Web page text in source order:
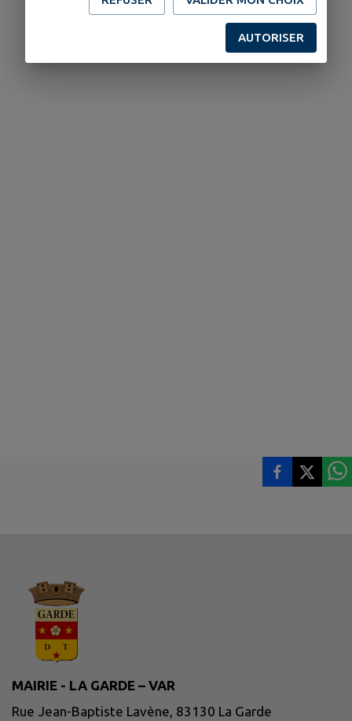
MAIRIE - LA GARDE – VAR
Rue Jean-Baptiste Lavène, 83130 La Garde
AUTORISER